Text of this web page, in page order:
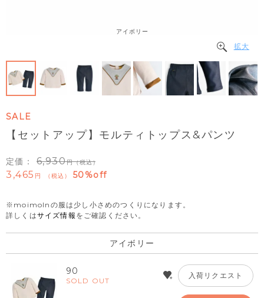
アイボリー
拡大
SALE
【セットアップ】モルティトップス&パンツ
定価： 6,930 （税込）
3,465 税込 50%off
※moimolnの服は少し小さめのつくりになります。
詳しくはサイズ情報 をご確認ください。
アイボリー
90
SOLD OUT
入荷リクエスト